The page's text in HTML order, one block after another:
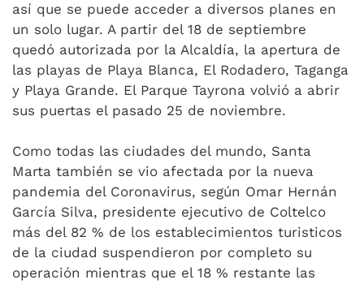
así que se puede acceder a diversos planes en
un solo lugar. A partir del 18 de septiembre
quedó autorizada por la Alcaldía, la apertura de
las playas de Playa Blanca, El Rodadero, Taganga
y Playa Grande. El Parque Tayrona volvió a abrir
sus puertas el pasado 25 de noviembre.
Como todas las ciudades del mundo, Santa
Marta también se vio afectada por la nueva
pandemia del Coronavirus, según Omar Hernán
García Silva, presidente ejecutivo de Coltelco
más del 82 % de los establecimientos turisticos
de la ciudad suspendieron por completo su
operación mientras que el 18 % restante las